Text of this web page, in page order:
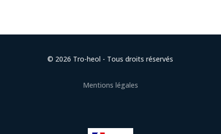
© 2026 Tro-heol - Tous droits réservés
Mentions légales